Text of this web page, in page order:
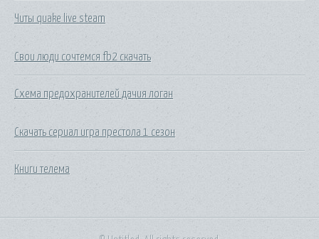
Читы quake live steam
Свои люди сочтемся fb2 скачать
Схема предохранителей дачия логан
Скачать сериал игра престола 1 сезон
Книги телема